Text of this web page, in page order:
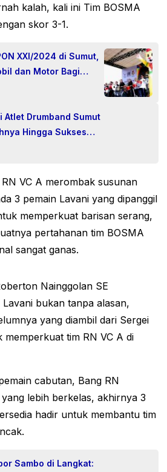
kalah, kali ini Tim BOSMA
skor 3-1.
XXI/2024 di Sumut,
dan Motor Bagi
Atlet Drumband Sumut
Hingga Sukses
VC A merombak susunan
3 pemain Lavani yang dipanggil
memperkuat barisan serang,
pertahanan tim BOSMA
sangat ganas.
Nainggolan SE
bukan tanpa alasan,
yang diambil dari Sergei
tim RN VC A di
cabutan, Bang RN
lebih berkelas, akhirnya 3
hadir untuk membantu tim
Sambo di Langkat: